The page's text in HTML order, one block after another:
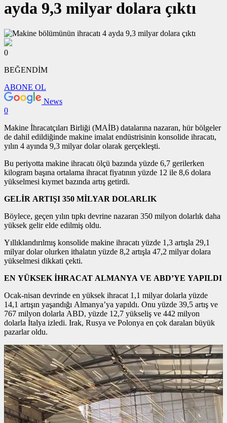
ayda 9,3 milyar dolara çıktı
0
BEĞENDİM
ABONE OL
News
0
Makine İhracatçıları Birliği (MAİB) datalarına nazaran, hür bölgeler
de dahil edildiğinde makine imalat endüstrisinin konsolide ihracatı,
yılın 4 ayında 9,3 milyar dolar olarak gerçekleşti.
Bu periyotta makine ihracatı ölçü bazında yüzde 6,7 gerilerken
kilogram başına ortalama ihracat fiyatının yüzde 12 ile 8,6 dolara
yükselmesi kıymet bazında artış getirdi.
GELİR ARTIŞI 350 MİLYAR DOLARLIK
Böylece, geçen yılın tıpkı devrine nazaran 350 milyon dolarlık daha
yüksek gelir elde edilmiş oldu.
Yıllıklandırılmış konsolide makine ihracatı yüzde 1,3 artışla 29,1
milyar dolar olurken ithalatın yüzde 8,2 artışla 47,2 milyar dolara
yükselmesi dikkati çekti.
EN YÜKSEK İHRACAT ALMANYA VE ABD’YE YAPILDI
Ocak-nisan devrinde en yüksek ihracat 1,1 milyar dolarla yüzde
14,1 artışın yaşandığı Almanya’ya yapıldı. Onu yüzde 39,5 artış ve
767 milyon dolarla ABD, yüzde 12,7 yükseliş ve 442 milyon
dolarla İtalya izledi. Irak, Rusya ve Polonya en çok daralan büyük
pazarlar oldu.